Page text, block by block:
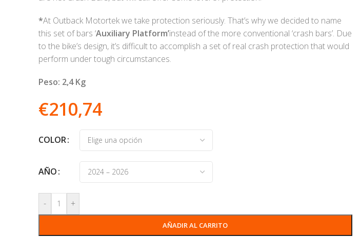
*At Outback Motortek we take protection seriously. That’s why we decided to name
this set of bars ‘Auxiliary Platform’instead of the more conventional ‘crash bars’. Due
to the bike’s design, it’s difficult to accomplish a set of real crash protection that would
perform under tough circumstances.
Peso: 2,4 Kg
€210,74
COLOR
AÑO
- +
AÑADIR AL CARRITO